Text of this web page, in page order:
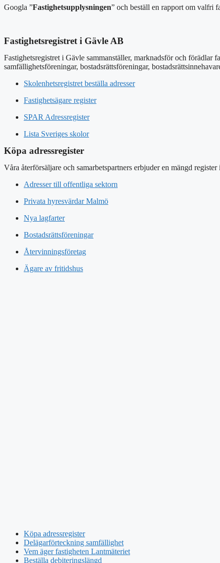
Googla ”Fastighetsupplysningen” och beställ en rapport om valfri
Fastighetsregistret i Gävle AB
Fastighetsregistret i Gävle sammanställer, marknadsför och
samfällighetsföreningar, bostadsrättsföreningar,
Skolenhetsregistret beställa adresser
Fastighetsägare register
SPAR Adressregister
Lista Sveriges skolor
Köpa adressregister
Våra återförsäljare och samarbetspartners erbjuder en mängd
Adresser till offentliga sektorn
Privata hyresvärdar Malmö
Nya lagfarter
Bostadsrättsföreningar
Återvinningsföretag
Ägare av fritidshus
Köpa adressregister
Delägarförteckning samfällighet
Vem äger fastigheten Lantmäteriet
Beställa debiteringslängd